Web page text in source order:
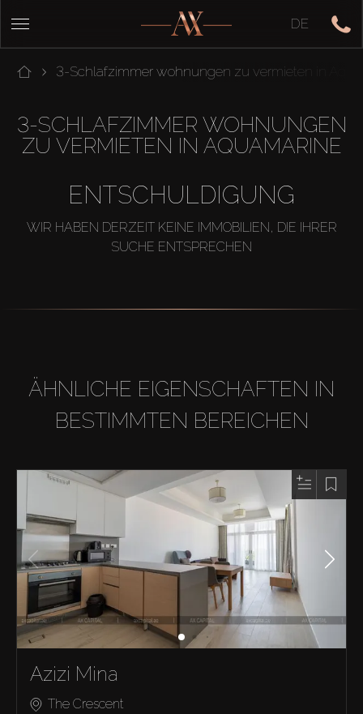
DE
3-Schlafzimmer wohnungen zu vermieten in
3-SCHLAFZIMMER WOHNUNGEN
ZU VERMIETEN IN AQUAMARINE
ENTSCHULDIGUNG
WIR HABEN DERZEIT KEINE IMMOBILIEN, DIE IHRER
SUCHE ENTSPRECHEN
ÄHNLICHE EIGENSCHAFTEN IN
BESTIMMTEN BEREICHEN
Azizi Mina
The Crescent